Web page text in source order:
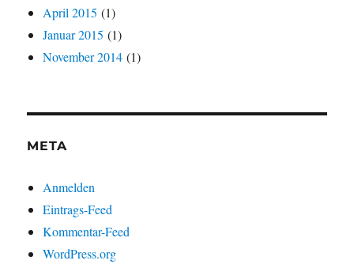
April 2015 (1)
Januar 2015 (1)
November 2014 (1)
META
Anmelden
Eintrags-Feed
Kommentar-Feed
WordPress.org